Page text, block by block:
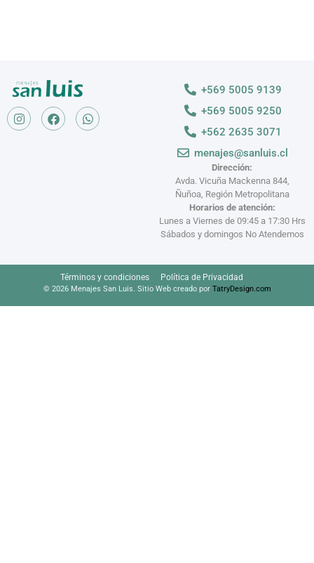
Dirección:
Avda. Vicuña Mackenna 844,
Ñuñoa, Región Metropolitana
Horarios de atención:
Lunes a Viernes de 09:45 a 17:30 Hrs
Sábados y domingos No Atendemos
+569 5005 9139
+569 5005 9250
+562 2635 3071
menajes@sanluis.cl
Términos y condiciones Política de Privacidad
© 2026 Menajes San Luis. Sitio Web creado por TatryDesign.com